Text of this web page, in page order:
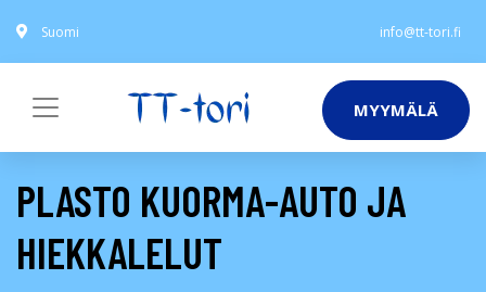
Suomi info@tt-tori.fi
MYYMÄLÄ
PLASTO KUORMA-AUTO JA
HIEKKALELUT